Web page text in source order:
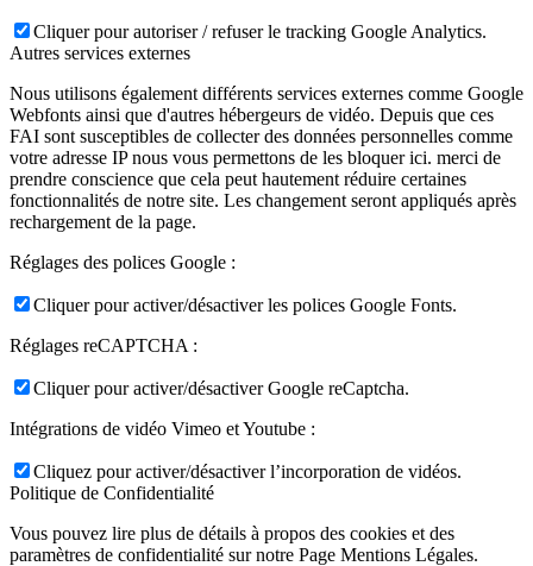
Cliquer pour autoriser / refuser le tracking Google Analytics.
Autres services externes
Nous utilisons également différents services externes comme Google
Webfonts ainsi que d'autres hébergeurs de vidéo. Depuis que ces
FAI sont susceptibles de collecter des données personnelles comme
votre adresse IP nous vous permettons de les bloquer ici. merci de
prendre conscience que cela peut hautement réduire certaines
fonctionnalités de notre site. Les changement seront appliqués après
rechargement de la page.
Réglages des polices Google :
Cliquer pour activer/désactiver les polices Google Fonts.
Réglages reCAPTCHA :
Cliquer pour activer/désactiver Google reCaptcha.
Intégrations de vidéo Vimeo et Youtube :
Cliquez pour activer/désactiver l’incorporation de vidéos.
Politique de Confidentialité
Vous pouvez lire plus de détails à propos des cookies et des
paramètres de confidentialité sur notre Page Mentions Légales.